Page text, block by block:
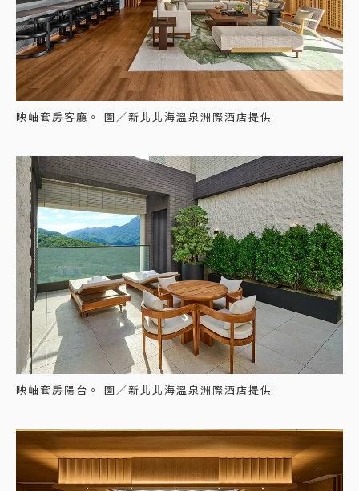
映岫套房客廳。 圖／新北北海溫泉洲際酒店提供
映岫套房陽台。 圖／新北北海溫泉洲際酒店提供